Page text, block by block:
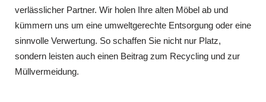
verlässlicher Partner. Wir holen Ihre alten Möbel ab und
kümmern uns um eine umweltgerechte Entsorgung oder eine
sinnvolle Verwertung. So schaffen Sie nicht nur Platz,
sondern leisten auch einen Beitrag zum Recycling und zur
Müllvermeidung.